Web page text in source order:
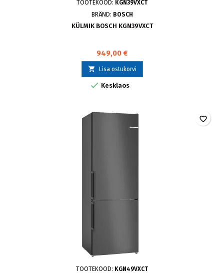
TOOTEKOOD: KGN39VXCT
BRÄND: BOSCH
KÜLMIK BOSCH KGN39VXCT
949,00 €
 Lisa ostukorvi
 Kesklaos
TOOTEKOOD: KGN49VXCT
favorite_border